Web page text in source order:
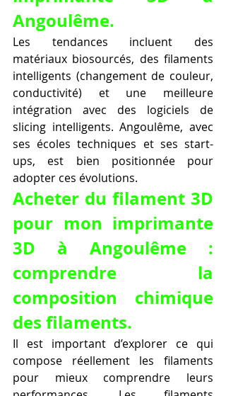
Angoulême.
Les tendances incluent des
matériaux biosourcés, des filaments
intelligents (changement de couleur,
conductivité) et une meilleure
intégration avec des logiciels de
slicing intelligents. Angoulême, avec
ses écoles techniques et ses start-
ups, est bien positionnée pour
adopter ces évolutions.
Acheter du filament 3D
pour mon imprimante
3D à Angoulême :
comprendre la
composition chimique
des filaments.
Il est important d’explorer ce qui
compose réellement les filaments
pour mieux comprendre leurs